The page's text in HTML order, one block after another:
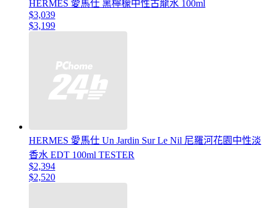
HERMES 愛馬仕 黑檸檬中性古龍水 100ml
$3,039
$3,199
HERMES 愛馬仕 Un Jardin Sur Le Nil 尼羅河花園中性淡
香水 EDT 100ml TESTER
$2,394
$2,520